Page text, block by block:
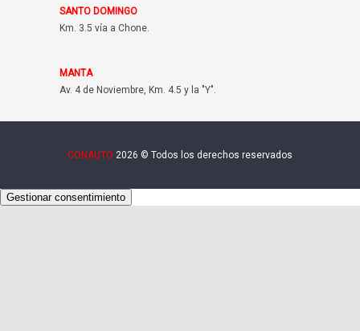
SANTO DOMINGO
Km. 3.5 vía a Chone.
MANTA
Av. 4 de Noviembre, Km. 4.5 y la "Y".
CONAUTO 2026 © Todos los derechos reservados
Gestionar consentimiento